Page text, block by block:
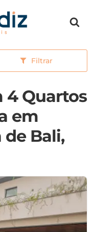
Filtrar
4 Quartos
em
de Bali,